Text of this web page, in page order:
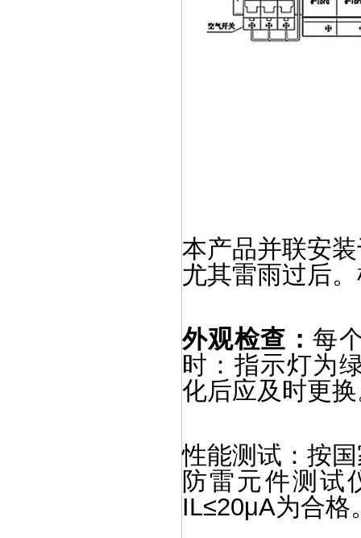
本产品并联安
尤其雷雨过后
外观检查：每
时：指示灯为
化后应及时更
性能测试：按
防雷元件测试
IL≤20μA为合格